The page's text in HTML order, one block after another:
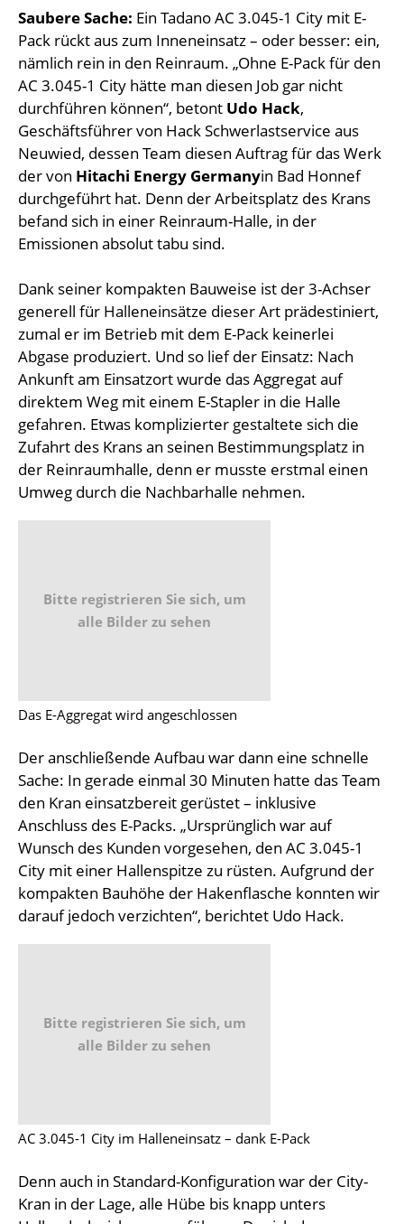
Saubere Sache: Ein Tadano AC 3.045-1 City mit E-
Pack rückt aus zum Inneneinsatz – oder besser: ein,
nämlich rein in den Reinraum. „Ohne E-Pack für den
AC 3.045-1 City hätte man diesen Job gar nicht
durchführen können“, betont Udo Hack,
Geschäftsführer von Hack Schwerlastservice aus
Neuwied, dessen Team diesen Auftrag für das Werk
der von Hitachi Energy Germanyin Bad Honnef
durchgeführt hat. Denn der Arbeitsplatz des Krans
befand sich in einer Reinraum-Halle, in der
Emissionen absolut tabu sind.
Dank seiner kompakten Bauweise ist der 3-Achser
generell für Halleneinsätze dieser Art prädestiniert,
zumal er im Betrieb mit dem E-Pack keinerlei
Abgase produziert. Und so lief der Einsatz: Nach
Ankunft am Einsatzort wurde das Aggregat auf
direktem Weg mit einem E-Stapler in die Halle
gefahren. Etwas komplizierter gestaltete sich die
Zufahrt des Krans an seinen Bestimmungsplatz in
der Reinraumhalle, denn er musste erstmal einen
Umweg durch die Nachbarhalle nehmen.
Bitte registrieren Sie sich, um
alle Bilder zu sehen
Das E-Aggregat wird angeschlossen
Der anschließende Aufbau war dann eine schnelle
Sache: In gerade einmal 30 Minuten hatte das Team
den Kran einsatzbereit gerüstet – inklusive
Anschluss des E-Packs. „Ursprünglich war auf
Wunsch des Kunden vorgesehen, den AC 3.045-1
City mit einer Hallenspitze zu rüsten. Aufgrund der
kompakten Bauhöhe der Hakenflasche konnten wir
darauf jedoch verzichten“, berichtet Udo Hack.
Bitte registrieren Sie sich, um
alle Bilder zu sehen
AC 3.045-1 City im Halleneinsatz – dank E-Pack
Denn auch in Standard-Konfiguration war der City-
Kran in der Lage, alle Hübe bis knapp unters